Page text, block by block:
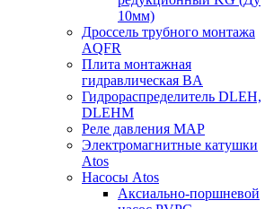
10мм)
Дроссель трубного монтажа
AQFR
Плита монтажная
гидравлическая BA
Гидрораспределитель DLEH,
DLEHM
Реле давления MAP
Электромагнитные катушки
Atos
Насосы Atos
Аксиально-поршневой